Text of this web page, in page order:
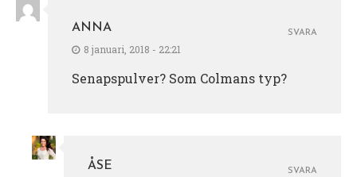
ANNA
8 januari, 2018 - 22:21
Senapspulver? Som Colmans typ?
SVARA
ÅSE
SVARA